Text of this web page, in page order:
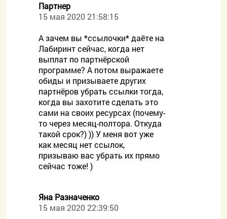
Партнер
15 мая 2020 21:58:15
А зачем вы *ссылочки* даёте на
Лабиринт сейчас, когда нет
выплат по партнёрской
программе? А потом выражаете
обиды и призываете других
партнёров убрать ссылки тогда,
когда вы захотите сделать это
сами на своих ресурсах (почему-
то через месяц-полтора. Откуда
такой срок?) )) У меня вот уже
как месяц нет ссылок,
призываю вас убрать их прямо
сейчас тоже! )
Яна Разначенко
15 мая 2020 22:39:50